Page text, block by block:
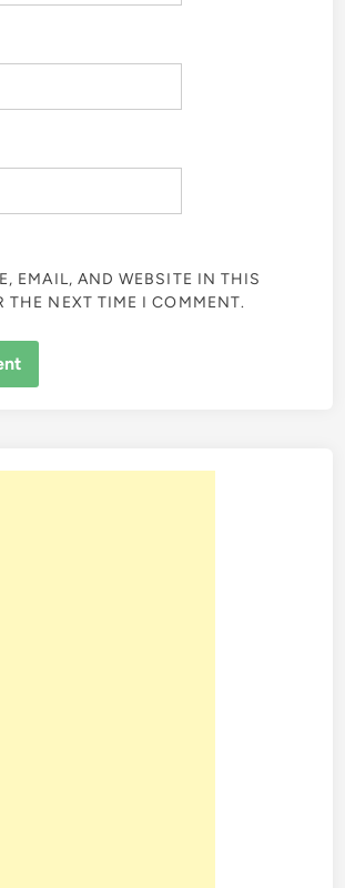
EMAIL, AND WEBSITE IN THIS
THE NEXT TIME I COMMENT.